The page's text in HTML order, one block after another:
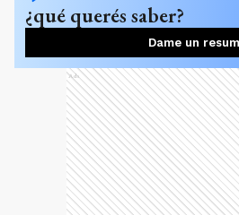
¿qué querés saber?
Dame un
Ads